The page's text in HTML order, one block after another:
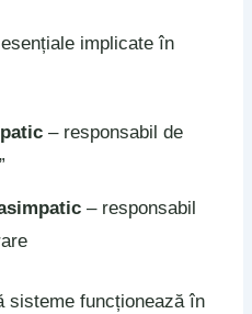
implicate în
– responsabil de
– responsabil
sisteme funcționează în